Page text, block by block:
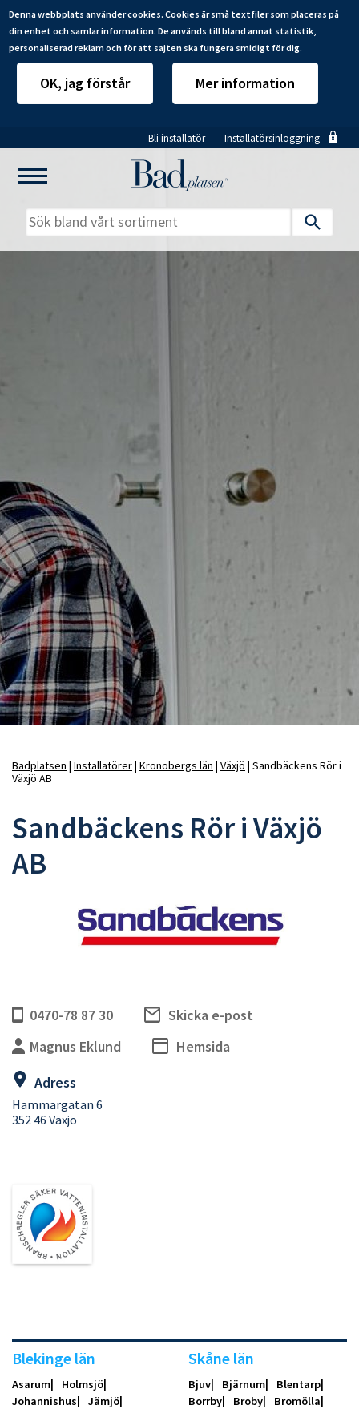
Denna webbplats använder cookies. Cookies är små textfiler som placeras på
din enhet och samlar information. De används till bland annat statistik,
personaliserad reklam och för att sajten ska fungera smidigt för dig.
OK, jag förstår Mer information
till
huvudinnehåll
Bli installatör Installatörsinloggning
Våra varumärken
Länkstig
Badplatsen Installatörer Kronobergs län Växjö Sandbäckens Rör i
Växjö AB
Sandbäckens Rör i Växjö
AB
0470-78 87 30
Skicka e-post
Magnus Eklund
Hemsida
Adress
Hammargatan 6
352 46 Växjö
Blekinge län
Asarum
Holmsjö
Johannishus
Jämjö
Skåne län
Bjuv Bjärnum
Blentarp
Borrby
Broby
Bromölla